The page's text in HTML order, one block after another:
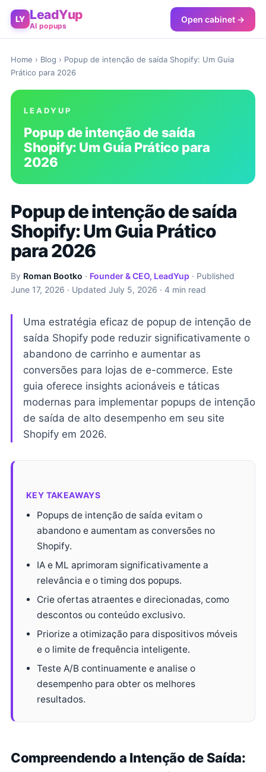
LY LeadYup
AI popups
Open cabinet →
Home › Blog › Popup de intenção de saída Shopify: Um Guia
Prático para 2026
LEADYUP
Popup de intenção de saída
Shopify: Um Guia Prático para
2026
Popup de intenção de saída
Shopify: Um Guia Prático
para 2026
By Roman Bootko · Founder & CEO, LeadYup · Published
June 17, 2026 · Updated July 5, 2026 · 4 min read
Uma estratégia eficaz de popup de intenção de
saída Shopify pode reduzir significativamente o
abandono de carrinho e aumentar as
conversões para lojas de e-commerce. Este
guia oferece insights acionáveis e táticas
modernas para implementar popups de intenção
de saída de alto desempenho em seu site
Shopify em 2026.
KEY TAKEAWAYS
Popups de intenção de saída evitam o
abandono e aumentam as conversões no
Shopify.
IA e ML aprimoram significativamente a
relevância e o timing dos popups.
Crie ofertas atraentes e direcionadas, como
descontos ou conteúdo exclusivo.
Priorize a otimização para dispositivos móveis
e o limite de frequência inteligente.
Teste A/B continuamente e analise o
desempenho para obter os melhores
resultados.
Compreendendo a Intenção de Saída: